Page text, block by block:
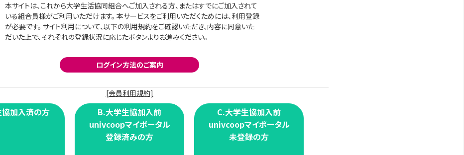
本サイトは、これから大学生活協同組合へご加入される方、またはすでにご加入されて
いる組合員様がご利用いただけます。 本サービスをご利用いただくためには、利用登録
が必要です。 サイト利用について、以下の利用規約をご確認いただき、内容に同意いた
だいた上で、それぞれの登録状況に応じたボタンよりお進みください。
ログイン方法のご案内
[会員利用規約]
加入済の方
B.大学生協加入前
univcoopマイポータル
登録済みの方
C.大学生協加入前
univcoopマイポータル
未登録の方